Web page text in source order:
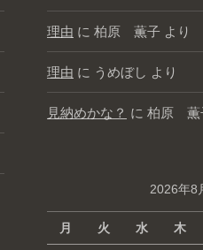
理由 に 柏原 薫子 より
理由 に うめぼし より
見納めかな？ に 柏原 薫
2026年8
月 火 水 木